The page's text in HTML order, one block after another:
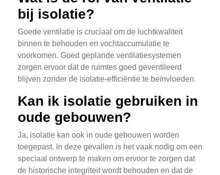
bij isolatie?
Goede ventilatie is cruciaal om de luchtkwaliteit
binnen te behouden en vochtaccumulatie te
voorkomen. Goed geplande ventilatiesystemen
zorgen ervoor dat de ruimtes goed geventileerd
blijven zonder de isolatie-efficiëntie te beïnvloeden.
Kan ik isolatie gebruiken in
oude gebouwen?
Ja, isolatie kan ook in oude gebouwen worden
toegepast. In deze gevallen is het vaak nodig om een
speciaal ontwerp te maken om ervoor te zorgen dat
de historische integriteit wordt behouden en dat de